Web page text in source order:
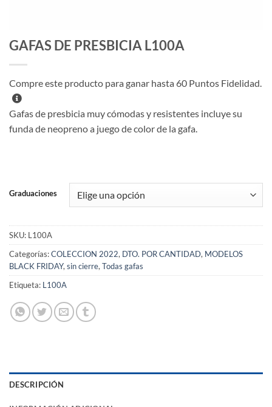
GAFAS DE PRESBICIA L100A
Compre este producto para ganar hasta 60 Puntos Fidelidad.
Gafas de presbicia muy cómodas y resistentes incluye su
funda de neopreno a juego de color de la gafa.
Graduaciones
SKU: L100A
Categorías:COLECCION 2022, DTO. POR CANTIDAD, MODELOS
BLACK FRIDAY,sin cierre,Todas gafas
Etiqueta: L100A
DESCRIPCIÓN